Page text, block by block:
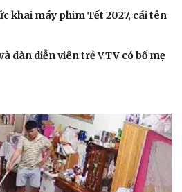
khai máy phim Tết 2027, cái tên
dàn diễn viên trẻ VTV có bố mẹ